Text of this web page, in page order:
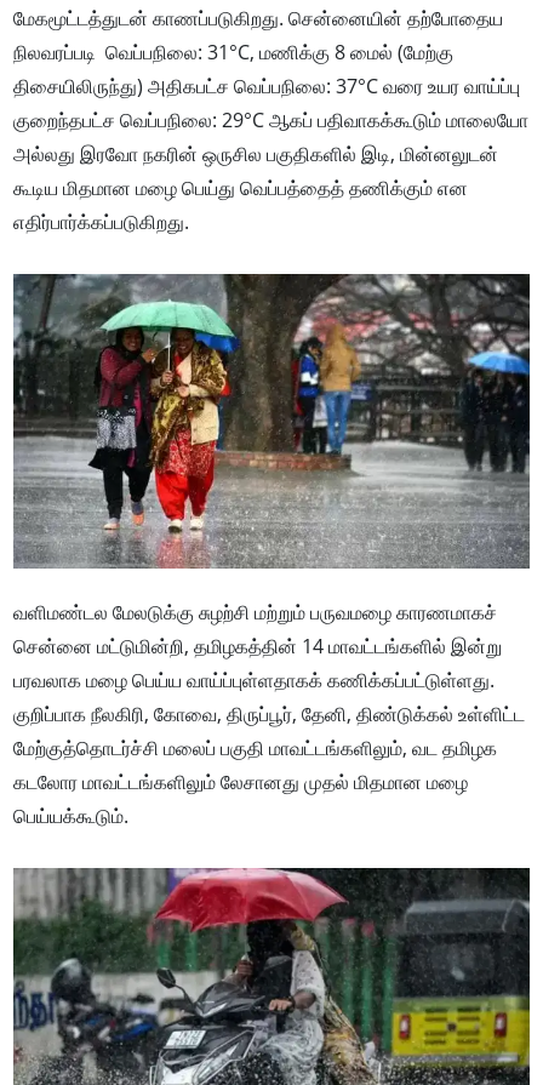
மேகமூட்டத்துடன் காணப்படுகிறது. சென்னையின் தற்போதைய
நிலவரப்படி வெப்பநிலை: 31°C, மணிக்கு 8 மைல் (மேற்கு
திசையிலிருந்து) அதிகபட்ச வெப்பநிலை: 37°C வரை உயர வாய்ப்பு
குறைந்தபட்ச வெப்பநிலை: 29°C ஆகப் பதிவாகக்கூடும் மாலையோ
அல்லது இரவோ நகரின் ஒருசில பகுதிகளில் இடி, மின்னலுடன்
கூடிய மிதமான மழை பெய்து வெப்பத்தைத் தணிக்கும் என
எதிர்பார்க்கப்படுகிறது.
வளிமண்டல மேலடுக்கு சுழற்சி மற்றும் பருவமழை காரணமாகச்
சென்னை மட்டுமின்றி, தமிழகத்தின் 14 மாவட்டங்களில் இன்று
பரவலாக மழை பெய்ய வாய்ப்புள்ளதாகக் கணிக்கப்பட்டுள்ளது.
குறிப்பாக நீலகிரி, கோவை, திருப்பூர், தேனி, திண்டுக்கல் உள்ளிட்ட
மேற்குத்தொடர்ச்சி மலைப் பகுதி மாவட்டங்களிலும், வட தமிழக
கடலோர மாவட்டங்களிலும் லேசானது முதல் மிதமான மழை
பெய்யக்கூடும்.